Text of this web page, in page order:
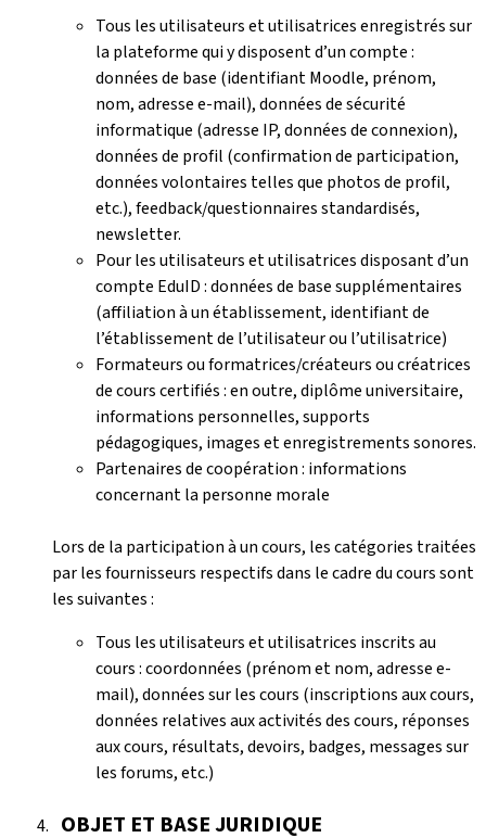
Tous les utilisateurs et utilisatrices enregistrés sur
la plateforme qui y disposent d’un compte :
données de base (identifiant Moodle, prénom,
nom, adresse e-mail), données de sécurité
informatique (adresse IP, données de connexion),
données de profil (confirmation de participation,
données volontaires telles que photos de profil,
etc.), feedback/questionnaires standardisés,
newsletter.
Pour les utilisateurs et utilisatrices disposant d’un
compte EduID : données de base supplémentaires
(affiliation à un établissement, identifiant de
l’établissement de l’utilisateur ou l’utilisatrice)
Formateurs ou formatrices/créateurs ou créatrices
de cours certifiés : en outre, diplôme universitaire,
informations personnelles, supports
pédagogiques, images et enregistrements sonores.
Partenaires de coopération : informations
concernant la personne morale
Lors de la participation à un cours, les catégories traitées
par les fournisseurs respectifs dans le cadre du cours sont
les suivantes :
Tous les utilisateurs et utilisatrices inscrits au
cours : coordonnées (prénom et nom, adresse e-
mail), données sur les cours (inscriptions aux cours,
données relatives aux activités des cours, réponses
aux cours, résultats, devoirs, badges, messages sur
les forums, etc.)
OBJET ET BASE JURIDIQUE